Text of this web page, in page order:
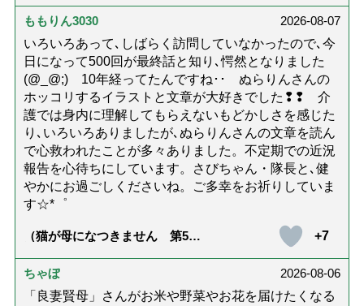
ないための4つの対策「騙されや
すい人の特徴は？」【社会福祉
ももりん3030
2026-08-07
いろいろあって､しばらく訪問していなかったので､今
日になって500回が最終話と知り､愕然となりました
(@_@;) 10年経ってたんですね･･ ぬらりんさんの
ホッコリするイラストと文章が大好きでした❢❢ 介
護では身内に理解してもらえないもどかしさを感じた
り､いろいろありましたが､ぬらりんさんの文章を読ん
で心救われたことが多々ありました。不定期での近況
報告を心待ちにしています。さびちゃん・隊長と､健
やかにお過ごしくださいね。ご多幸をお祈りしていま
す☆*゜
（猫が母になつきません 第500
+7
ちゃぼ
2026-08-06
「良妻賢母」さんがお米や野菜やお花を届けたくなる